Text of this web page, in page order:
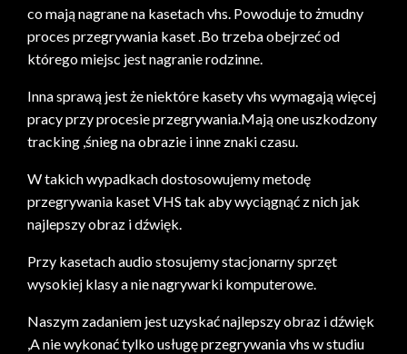
co mają nagrane na kasetach vhs. Powoduje to żmudny
proces przegrywania kaset .Bo trzeba obejrzeć od
którego miejsc jest nagranie rodzinne.
Inna sprawą jest że niektóre kasety vhs wymagają więcej
pracy przy procesie przegrywania.Mają one uszkodzony
tracking ,śnieg na obrazie i inne znaki czasu.
W takich wypadkach dostosowujemy metodę
przegrywania kaset VHS tak aby wyciągnąć z nich jak
najlepszy obraz i dźwięk.
Przy kasetach audio stosujemy stacjonarny sprzęt
wysokiej klasy a nie nagrywarki komputerowe.
Naszym zadaniem jest uzyskać najlepszy obraz i dźwięk
,A nie wykonać tylko usługę przegrywania vhs w studiu